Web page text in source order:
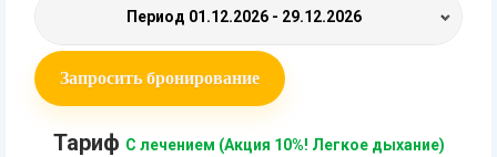
Период 01.12.2026 - 29.12.2026
Запросить бронирование
Тариф С лечением (Акция 10%! Легкое дыхание)